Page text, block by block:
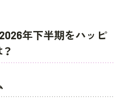
年下半期をハッピ